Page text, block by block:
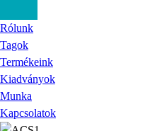
Rólunk
Tagok
Termékeink
Kiadványok
Munka
Kapcsolatok